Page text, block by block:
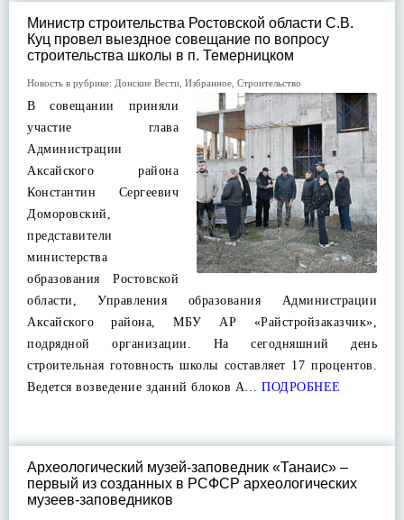
Министр строительства Ростовской области С.В.
Куц провел выездное совещание по вопросу
строительства школы в п. Темерницком
Новость в рубрике: Донские Вести Избранное Строительство
В совещании приняли
участие глава
Администрации
Аксайского района
Константин Сергеевич
Доморовский,
представители
министерства
образования Ростовской
области, Управления образования Администрации
Аксайского района, МБУ АР «Райстройзаказчик»,
подрядной организации. На сегодняшний день
строительная готовность школы составляет 17 процентов.
Ведется возведение зданий блоков А… ПОДРОБНЕЕ
Археологический музей-заповедник «Танаис» –
первый из созданных в РСФСР археологических
музеев-заповедников